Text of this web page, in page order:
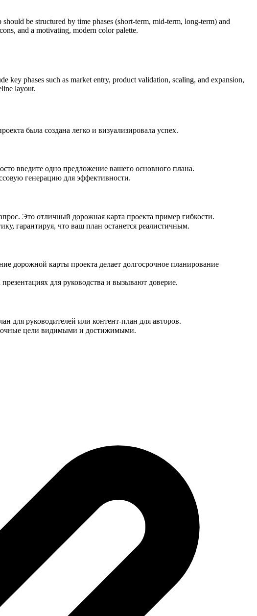
be structured by time phases (short-term, mid-term, long-term) and
and a motivating, modern color palette.
key phases such as market entry, product validation, scaling, and expansion,
layout.
была создана легко и визуализировала успех.
введите одно предложение вашего основного плана.
генерацию для эффективности.
Это отличный дорожная карта проекта пример гибкости.
гарантируя, что ваш план останется реалистичным.
дорожной карты проекта делает долгосрочное планирование
для руководства и вызывают доверие.
для руководителей или контент-план для авторов.
цели видимыми и достижимыми.